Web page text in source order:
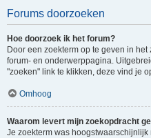
Forums doorzoeken
Hoe doorzoek ik het forum?
Door een zoekterm op te geven in
forum- en onderwerppagina.
"zoeken" link te klikken, deze vind je
Omhoog
Waarom levert mijn zoekopdracht
Je zoekterm was